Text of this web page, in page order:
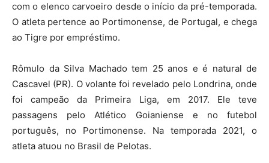
com o elenco carvoeiro desde o início da pré-temporada.
O atleta pertence ao Portimonense, de Portugal, e chega
ao Tigre por empréstimo.
Rômulo da Silva Machado tem 25 anos e é natural de
Cascavel (PR). O volante foi revelado pelo Londrina, onde
foi campeão da Primeira Liga, em 2017. Ele teve
passagens pelo Atlético Goianiense e no futebol
português, no Portimonense. Na temporada 2021, o
atleta atuou no Brasil de Pelotas.